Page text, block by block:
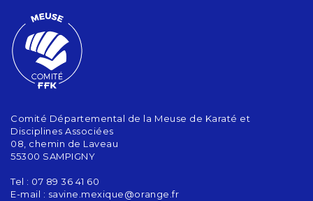
Comité Départemental de la Meuse de Karaté et
Disciplines Associées
08, chemin de Laveau
55300 SAMPIGNY
Tel : 07 89 36 41 60
E-mail : savine.mexique@orange.fr